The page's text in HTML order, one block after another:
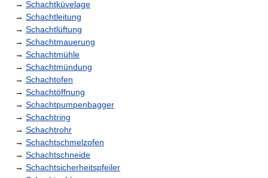
→ Schachtküvelage
→ Schachtleitung
→ Schachtlüftung
→ Schachtmauerung
→ Schachtmühle
→ Schachtmündung
→ Schachtofen
→ Schachtöffnung
→ Schachtpumpenbagger
→ Schachtring
→ Schachtrohr
→ Schachtschmelzofen
→ Schachtschneide
→ Schachtsicherheitspfeiler